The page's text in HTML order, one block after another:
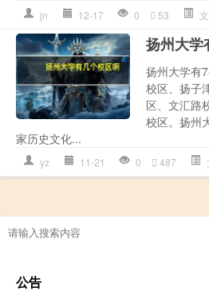
jn 12-17 0 53
扬州大学
扬州大学有
校区、扬子
区、文汇路
校区。扬州
家历史文化...
yz 11-21 0 487
公告